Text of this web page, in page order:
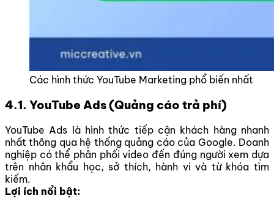
Các hình thức YouTube Marketing phổ biến nhất
4.1. YouTube Ads (Quảng cáo trả phí)
YouTube Ads là hình thức tiếp cận khách hàng nhanh
nhất thông qua hệ thống quảng cáo của Google. Doanh
nghiệp có thể phân phối video đến đúng người xem dựa
trên nhân khẩu học, sở thích, hành vi và từ khóa tìm
kiếm.
Lợi ích nổi bật: